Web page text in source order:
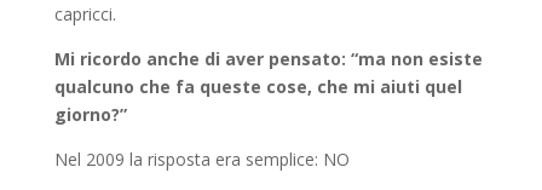
capricci.
Mi ricordo anche di aver pensato: “ma non esiste
qualcuno che fa queste cose, che mi aiuti quel
giorno?”
Nel 2009 la risposta era semplice: NO